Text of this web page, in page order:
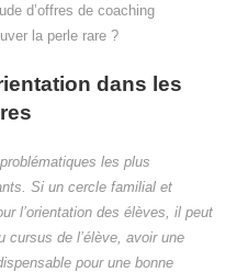
d’offres de coaching
la perle rare ?
dans les
les plus
Si un cercle familial et
l’orientation des élèves, il peut
cursus de l’élève, avoir une
pour une bonne